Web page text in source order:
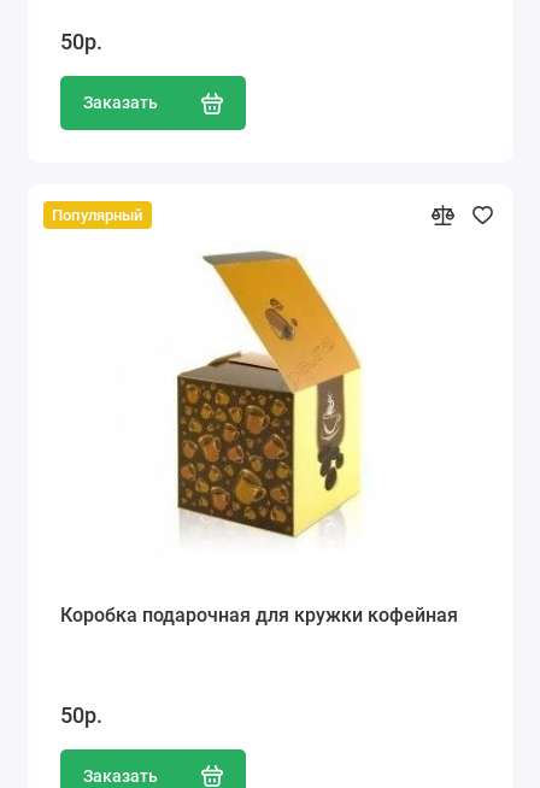
50р.
Заказать
Популярный
Коробка подарочная для кружки кофейная
50р.
Заказать